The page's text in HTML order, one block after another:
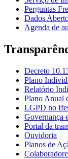
Perguntas
Dados
Agenda de
Decreto
Plano
Relatório
Plano Anual
LGPD no
Governança
Portal da
Ouvidoria
Planos de